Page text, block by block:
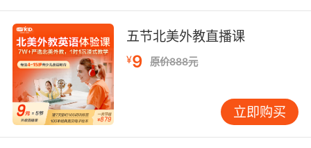
五节北美外教直播课
¥9 原价888元
立即购买